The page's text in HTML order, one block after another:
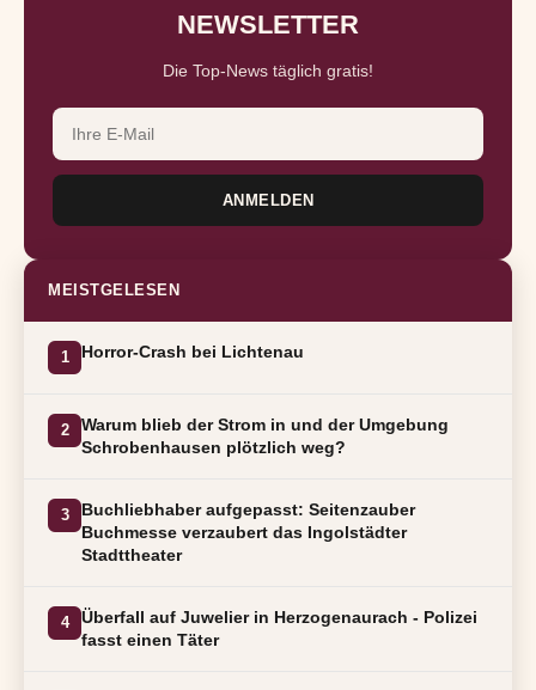
NEWSLETTER
Die Top-News täglich gratis!
ANMELDEN
MEISTGELESEN
1 Horror-Crash bei Lichtenau
2
Warum blieb der Strom in und der Umgebung
Schrobenhausen plötzlich weg?
3
Buchliebhaber aufgepasst: Seitenzauber
Buchmesse verzaubert das Ingolstädter
Stadttheater
4
Überfall auf Juwelier in Herzogenaurach - Polizei
fasst einen Täter